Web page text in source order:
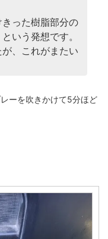
った樹脂部分の
いう発想です。
、これがまたい
ーを吹きかけて5分ほど